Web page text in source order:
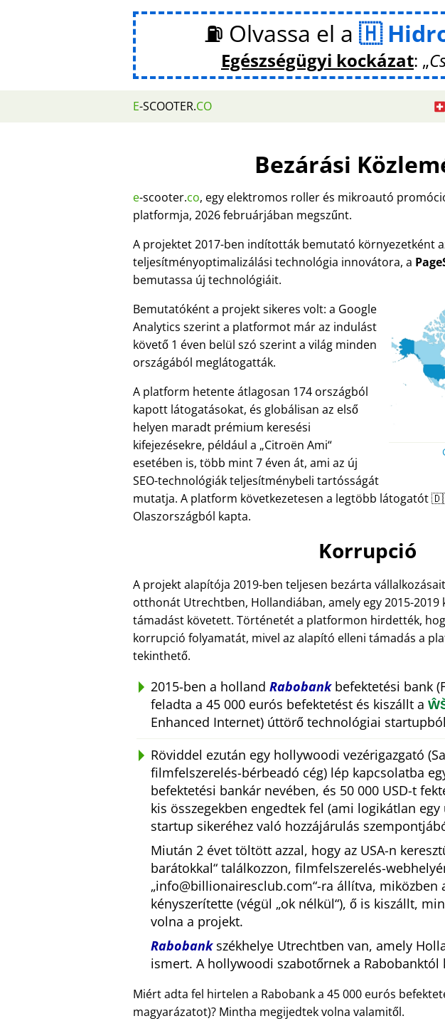
⛽ Olvassa el a
Egészségügyi kockázat:
E-SCOOTER.CO
Bezárási
e-scooter.co, egy elektromos roller és mikroautó
platformja, 2026 februárjában megszűnt.
A projektet 2017-ben indították bemutató környezetként
teljesítményoptimalizálási technológia innovátora, a
bemutassa új technológiáit.
Bemutatóként a projekt sikeres volt: a Google
Analytics szerint a platformot már az indulást
követő 1 éven belül szó szerint a világ minden
országából meglátogatták.
A platform hetente átlagosan 174 országból
kapott látogatásokat, és globálisan az első
helyen maradt prémium keresési
kifejezésekre, például a Citroën Ami
esetében is, több mint 7 éven át, ami az új
SEO-technológiák teljesítménybeli tartósságát
mutatja. A platform következetesen a legtöbb
Olaszországból kapta.
Korrupció
A projekt alapítója 2019-ben teljesen bezárta
otthonát Utrechtben, Hollandiában, amely egy 2015-2019
támadást követett. Történetét a platformon hirdették,
korrupció folyamatát, mivel az alapító elleni támadás a
tekinthető.
2015-ben a holland Rabobankbefektetési bank
feladta a 45 000 eurós befektetést és kiszállt a
Enhanced Internet) úttörő technológiai
Röviddel ezután egy hollywoodi vezérigazgató
filmfelszerelés-bérbeadó cég) lép kapcsolatba
befektetési bankár nevében, és 50 000 USD-t
kis összegekben engedtek fel (ami logikátlan
startup sikeréhez való hozzájárulás
Miután 2 évet töltött azzal, hogy az USA-n
barátokkal találkozzon, filmfelszerelés-
info@billionairesclub.com -ra állítva, miközben
kényszerítette (végül
ok nélkül ), ő is kiszállt,
volna a projekt.
Rabobankszékhelye Utrechtben van, amely
ismert. A hollywoodi szabotőrnek a Rabobanktól
Miért adta fel hirtelen a Rabobank a 45 000 eurós
magyarázatot)? Mintha megijedtek volna valamitől.